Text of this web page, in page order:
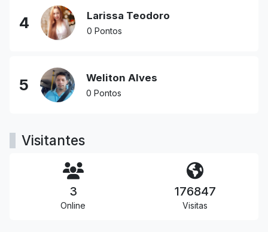
4 Larissa Teodoro
0 Pontos
5 Weliton Alves
0 Pontos
Visitantes
3
Online
176847
Visitas